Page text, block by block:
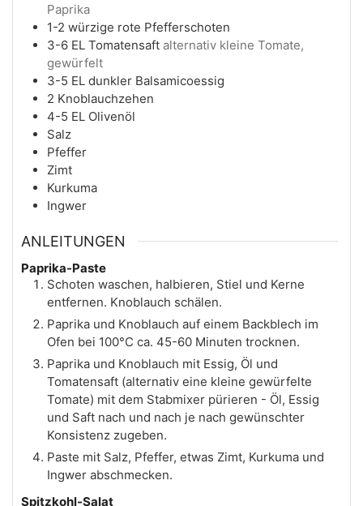
Paprika
1-2 würzige rote Pfefferschoten
3-6 EL Tomatensaft alternativ kleine Tomate,
gewürfelt
3-5 EL dunkler Balsamicoessig
2 Knoblauchzehen
4-5 EL Olivenöl
Salz
Pfeffer
Zimt
Kurkuma
Ingwer
ANLEITUNGEN
Paprika-Paste
Schoten waschen, halbieren, Stiel und Kerne
entfernen. Knoblauch schälen.
Paprika und Knoblauch auf einem Backblech im
Ofen bei 100°C ca. 45-60 Minuten trocknen.
Paprika und Knoblauch mit Essig, Öl und
Tomatensaft (alternativ eine kleine gewürfelte
Tomate) mit dem Stabmixer pürieren - Öl, Essig
und Saft nach und nach je nach gewünschter
Konsistenz zugeben.
Paste mit Salz, Pfeffer, etwas Zimt, Kurkuma und
Ingwer abschmecken.
Spitzkohl-Salat